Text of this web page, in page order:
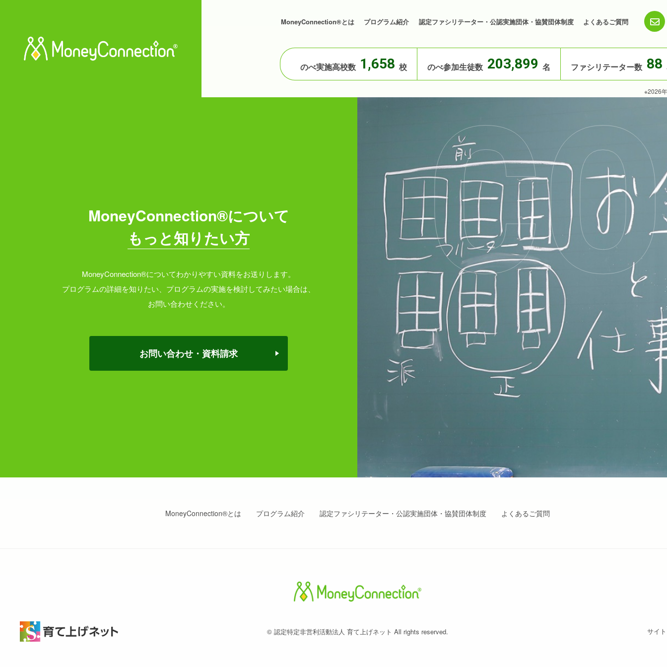
MoneyConnection®とは プログラム紹介 認定ファシリテーター・公認実施団体・協賛団体制度 よくあるご質問
のべ実施高校数 1,658 校 のべ参加生徒数 203,899 名 ファシリテーター数 88
※2026
MoneyConnection®について
もっと知りたい方
MoneyConnection®についてわかりやすい資料をお送りします。
プログラムの詳細を知りたい、プログラムの実施を検討してみたい場合は、
お問い合わせください。
お問い合わせ・資料請求
MoneyConnection®とは プログラム紹介 認定ファシリテーター・公認実施団体・協賛団体制度 よくあるご質問
サイ
© 認定特定非営利活動法人 育て上げネット All rights reserved.